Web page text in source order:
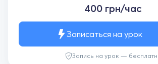
400 грн/час
Запись на урок —
Записаться на урок